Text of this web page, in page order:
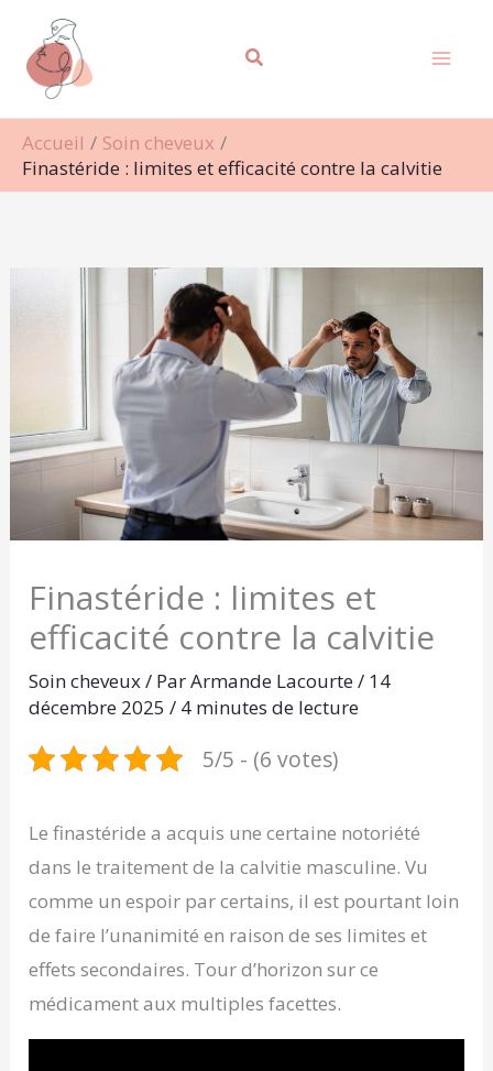
contenu
Accueil
Soin cheveux
Finastéride : limites et efficacité contre la calvitie
Finastéride : limites et
efficacité contre la calvitie
Soin cheveux/ ParArmande Lacourte/ 14
décembre 2025/ 4 minutes de lecture
5/5 - (6 votes)
Le finastéride a acquis une certaine notoriété
dans le traitement de la calvitie masculine. Vu
comme un espoir par certains, il est pourtant loin
de faire l’unanimité en raison de ses limites et
effets secondaires. Tour d’horizon sur ce
médicament aux multiples facettes.
Rechercher